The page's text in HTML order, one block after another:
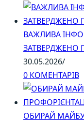
ВАЖЛИВА
ЗАТВЕРДЖЕНО
30.05.2026/
0 КОМЕНТАРІВ
ОБИРАЙ